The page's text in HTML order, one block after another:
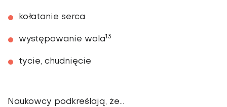
kołatanie serca
występowanie wola13
tycie, chudnięcie
Naukowcy podkreślają, że…